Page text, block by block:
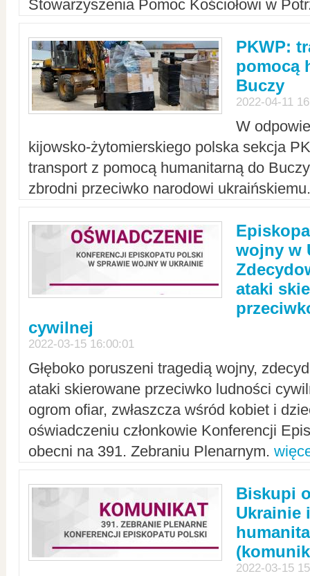
Stowarzyszenia Pomoc Kościołowi w
PKWP:
pomocą
Buczy
2022-04-11
W
kijowsko-żytomierskiego polska sekcja
transport z pomocą humanitarną do
zbrodni przeciwko narodowi
wojny w
ataki
cywilnej
2022-03-15 16:00:01
Głęboko poruszeni tragedią wojny,
ataki skierowane przeciwko ludności
ogrom ofiar, zwłaszcza wśród kobiet i
oświadczeniu członkowie Konferencji
obecni na 391. Zebraniu Plenarnym.
Biskupi
Ukrainie
2022-03-15